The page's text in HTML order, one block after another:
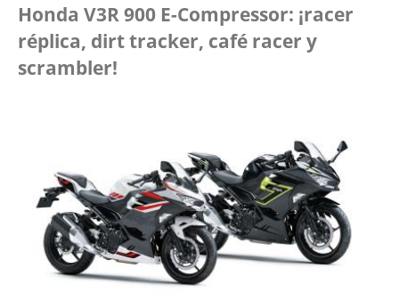
Honda V3R 900 E-Compressor: ¡racer
réplica, dirt tracker, café racer y
scrambler!